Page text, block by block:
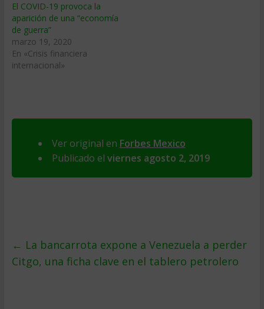
El COVID-19 provoca la
aparición de una “economía
de guerra”
marzo 19, 2020
En «Crisis financiera
internacional»
Ver original en Forbes Mexico
Publicado el viernes agosto 2, 2019
← La bancarrota expone a Venezuela a perder
Citgo, una ficha clave en el tablero petrolero